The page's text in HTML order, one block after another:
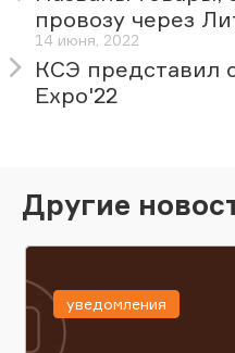
провозу через
14 июня, 2022
КСЭ представил
Expo'22
Другие
уведомления